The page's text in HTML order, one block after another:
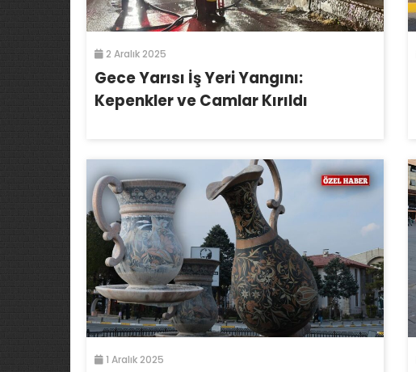
2 Aralık 2025
Gece Yarısı İş Yeri Yangını:
Kepenkler ve Camlar Kırıldı
1 Aralık 2025